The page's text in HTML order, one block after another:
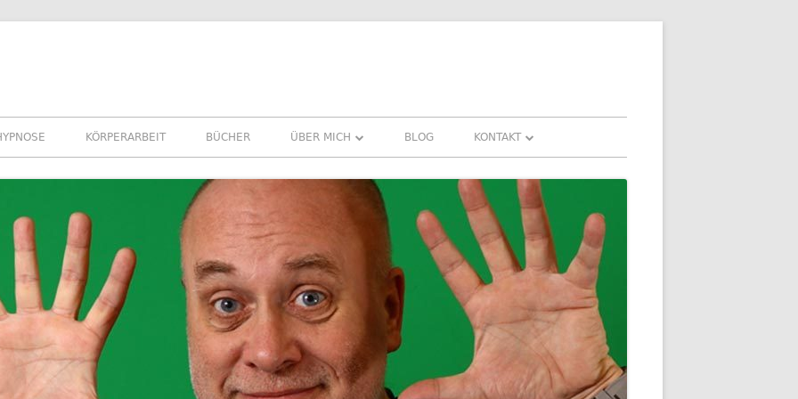
KÖRPERARBEIT BÜCHER ÜBER MICH
REFERENZEN ERFAHRUNGEN UND
NEWSLETTER
BLOG KONTAKT
DOWNLOADS
FAQ
DATENSCHUTZ
IMPRESSUM